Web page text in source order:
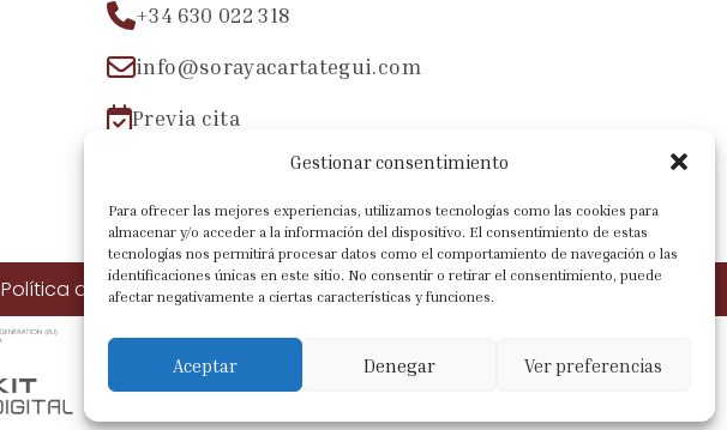
Gestionar consentimiento
Para ofrecer las mejores experiencias, utilizamos tecnologías como las cookies para
almacenar y/o acceder a la información del dispositivo. El consentimiento de estas
tecnologías nos permitirá procesar datos como el comportamiento de navegación o las
identificaciones únicas en este sitio. No consentir o retirar el consentimiento, puede
afectar negativamente a ciertas características y funciones.
Aceptar Denegar Ver preferencias
+34 630 022 318
info@sorayacartategui.com
Previa cita
Política de cookies